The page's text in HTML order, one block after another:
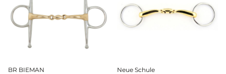
BR BIEMAN Neue Schule